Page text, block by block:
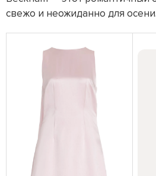
свежо и неожиданно для осени.